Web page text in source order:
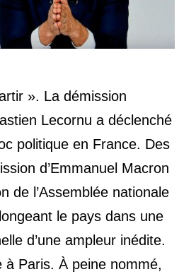
». La démission
Lecornu a déclenché
politique en France. Des
d’Emmanuel Macron
de l’Assemblée nationale
le pays dans une
d’une ampleur inédite.
à Paris. À peine nommé,